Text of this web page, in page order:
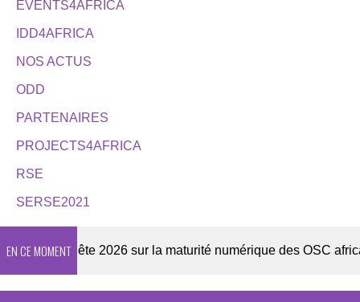
EVENTS4AFRICA
IDD4AFRICA
NOS ACTUS
ODD
PARTENAIRES
PROJECTS4AFRICA
RSE
SERSE2021
EN CE MOMENT
Enquête 2026 sur la maturité numérique des OSC